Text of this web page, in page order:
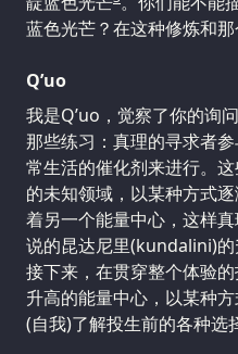
蓝色光芒？在这种修炼和
Q’uo
我是Q’uo，觉察了你的询
那些练习：真理的寻求者
常生活的催化剂来进行。
的未知领域，以某种方式
着另一个能量中心，这样
说的昆达尼里(kundalini)的
接下来，在贯穿整个体验
升高的能量中心，以某种
(自我)了解投生前的各种选